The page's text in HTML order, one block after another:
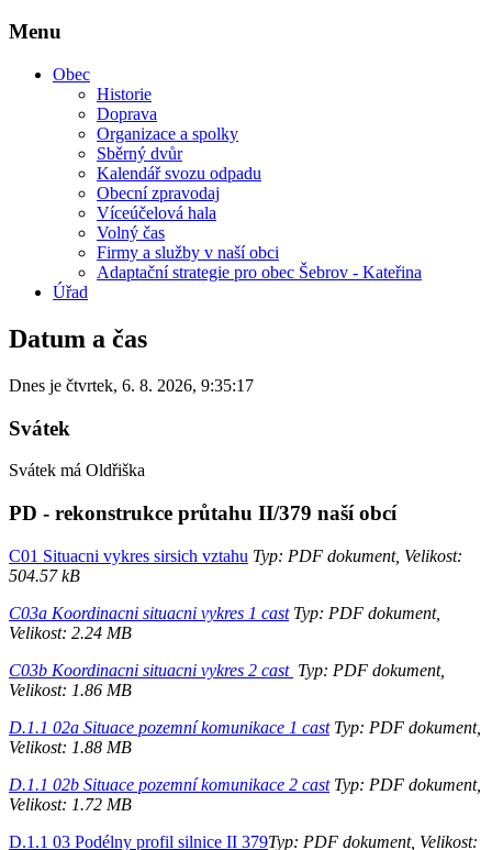
Menu
Obec
Historie
Doprava
Organizace a spolky
Sběrný dvůr
Kalendář svozu odpadu
Obecní zpravodaj
Víceúčelová hala
Volný čas
Firmy a služby v naší obci
Adaptační strategie pro obec Šebrov - Kateřina
Úřad
Datum a čas
Dnes je čtvrtek, 6. 8. 2026, 9:35:17
Svátek
Svátek má Oldřiška
PD - rekonstrukce průtahu II/379 naší obcí
C01 Situacni vykres sirsich vztahu Typ: PDF dokument, Velikost:
504.57 kB
C03a Koordinacni situacni vykres 1 castTyp: PDF dokument,
Velikost: 2.24 MB
C03b Koordinacni situacni vykres 2 cast Typ: PDF dokument,
Velikost: 1.86 MB
D.1.1 02a Situace pozemní komunikace 1 castTyp: PDF dokument,
Velikost: 1.88 MB
D.1.1 02b Situace pozemní komunikace 2 castTyp: PDF dokument,
Velikost: 1.72 MB
D.1.1 03 Podélny profil silnice II 379Typ: PDF dokument, Velikost: